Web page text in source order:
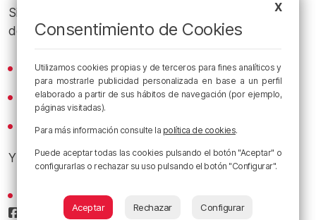
Si te gusta
, suscríbete en nuestros canales
de podcast:
Spotify
Apple Podcasts
iVoox
Y sigue aRadio Popularen las redes sociales:
Sigue todas las noticias de Bilbao y Bizkaia en nuestro
Facebook
X
Consentimiento de Cookies
Utilizamos cookies propias y de terceros para fines analíticos y
para mostrarle publicidad personalizada en base a un perfil
elaborado a partir de sus hábitos de navegación (por ejemplo,
páginas visitadas).
Para más información consulte la política de cookies.
Puede aceptar todas las cookies pulsando el botón "Aceptar" o
configurarlas o rechazar su uso pulsando el botón "Configurar".
Aceptar Rechazar Configurar